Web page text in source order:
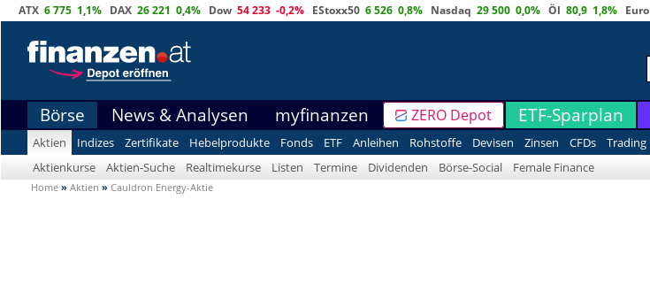
ATX 6 775 1,1% DAX 26 221 0,4% Dow 54 233 -0,2% EStoxx50 6 526 0,8% Nasdaq 29 500 0,0% Öl 80,9 1,8% Euro
Börse News & Analysen myfinanzen ZERO Depot ETF-Sparplan
Aktien Indizes Zertifikate Hebelprodukte Fonds ETF Anleihen Rohstoffe Devisen Zinsen CFDs Trading
Aktienkurse
Aktien-Suche Realtimekurse Listen Termine Dividenden Börse-Social Female Finance
Home » Aktien » Cauldron Energy-Aktie